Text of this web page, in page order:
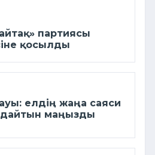
партиясы
қосылды
елдің жаңа саяси
маңызды